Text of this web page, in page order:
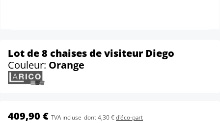
Lot de 8 chaises de visiteur Diego
Couleur: Orange
409,90 € TVA incluse dont 4,30 €d'éco-part